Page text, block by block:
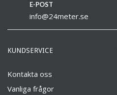
E-POST
info@24meter.se
KUNDSERVICE
Kontakta oss
Vanliga frågor